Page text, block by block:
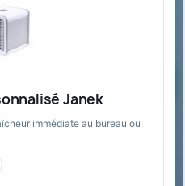
Janek
immédiate au bureau ou